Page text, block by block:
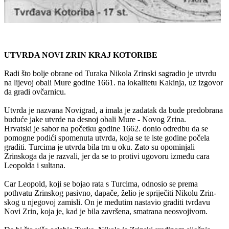
UTVRDA NOVI ZRIN KRAJ KOTORIBE
Radi što bolje obrane od Turaka Nikola Zrinski sagradio je utvrdu
na lijevoj obali Mure godine 1661. na lokalitetu Kakinja, uz izgovor
da gradi ovčarnicu.
Utvrda je nazvana Novigrad, a imala je zadatak da bude predobrana
buduće jake utvrde na desnoj obali Mure - Novog Zrina.
Hrvatski je sabor na početku godine 1662. donio odredbu da se
pomogne podići spomenuta utvrda, koja se te iste godine počela
graditi. Turcima je utvrda bila trn u oku. Zato su opominjali
Zrinskoga da je razvali, jer da se to protivi ugovoru između cara
Leopolda i sultana.
Car Leopold, koji se bojao rata s Turcima, odnosio se prema
pothvatu Zrinskog pasivno, dapače, želio je spriječiti Nikolu Zrin-
skog u njegovoj zamisli. On je međutim nastavio graditi tvrđavu
Novi Zrin, koja je, kad je bila završena, smatrana neosvojivom.